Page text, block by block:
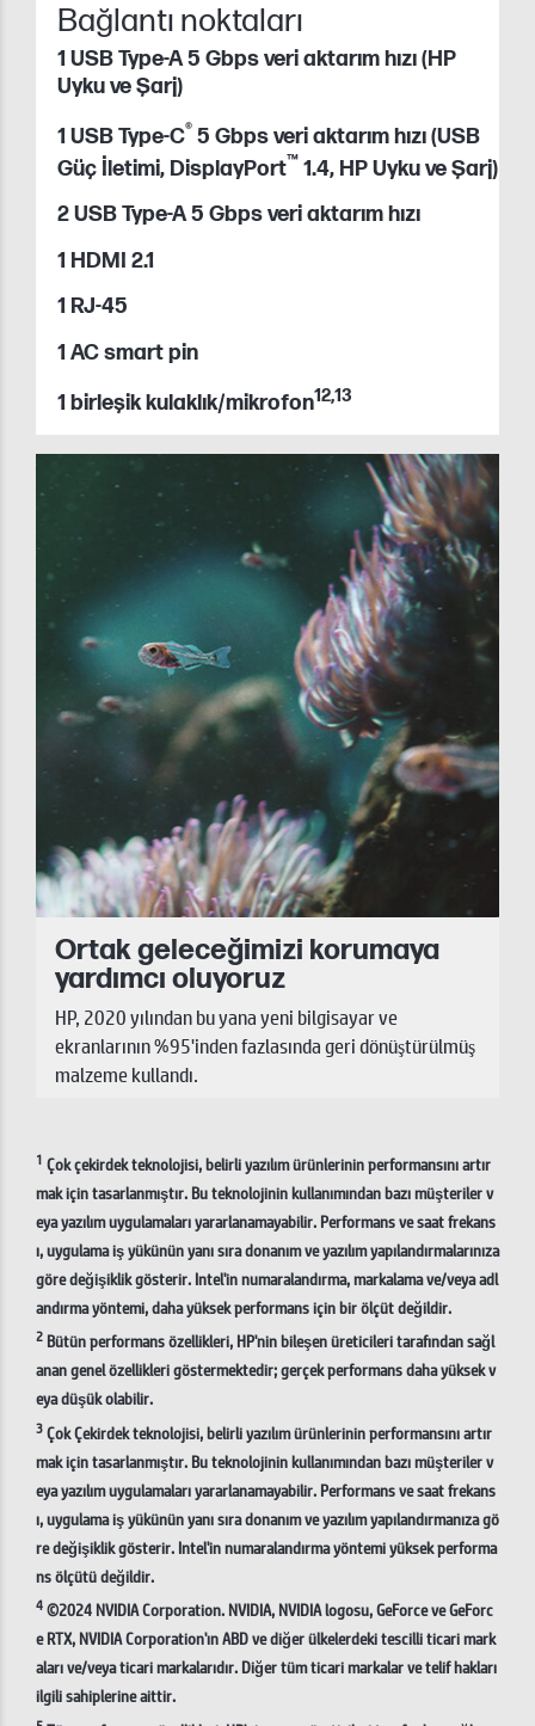
Bağlantı noktaları
1 USB Type-A 5 Gbps veri aktarım hızı (HP
Uyku ve Şarj)
1 USB Type-C® 5 Gbps veri aktarım hızı (USB
Güç İletimi, DisplayPort™ 1.4, HP Uyku ve Şarj)
2 USB Type-A 5 Gbps veri aktarım hızı
1 HDMI 2.1
1 RJ-45
1 AC smart pin
1 birleşik kulaklık/mikrofon12,13
Ortak geleceğimizi korumaya
yardımcı oluyoruz
HP, 2020 yılından bu yana yeni bilgisayar ve
ekranlarının %95'inden fazlasında geri dönüştürülmüş
malzeme kullandı.
1 Çok çekirdek teknolojisi, belirli yazılım ürünlerinin performansını artır
mak için tasarlanmıştır. Bu teknolojinin kullanımından bazı müşteriler v
eya yazılım uygulamaları yararlanamayabilir. Performans ve saat frekans
ı, uygulama iş yükünün yanı sıra donanım ve yazılım yapılandırmalarınıza
göre değişiklik gösterir. Intel'in numaralandırma, markalama ve/veya adl
andırma yöntemi, daha yüksek performans için bir ölçüt değildir.
2 Bütün performans özellikleri, HP'nin bileşen üreticileri tarafından sağl
anan genel özellikleri göstermektedir; gerçek performans daha yüksek v
eya düşük olabilir.
3Çok Çekirdek teknolojisi, belirli yazılım ürünlerinin performansını artır
mak için tasarlanmıştır. Bu teknolojinin kullanımından bazı müşteriler v
eya yazılım uygulamaları yararlanamayabilir. Performans ve saat frekans
ı, uygulama iş yükünün yanı sıra donanım ve yazılım yapılandırmanıza gö
re değişiklik gösterir. Intel'in numaralandırma yöntemi yüksek performa
ns ölçütü değildir.
4©2024 NVIDIA Corporation. NVIDIA, NVIDIA logosu, GeForce ve GeForc
e RTX, NVIDIA Corporation'ın ABD ve diğer ülkelerdeki tescilli ticari mark
aları ve/veya ticari markalarıdır. Diğer tüm ticari markalar ve telif hakları
ilgili sahiplerine aittir.